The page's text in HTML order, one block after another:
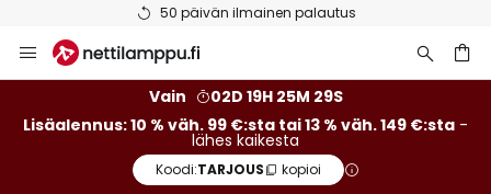
50 päivän ilmainen palautus
to
Vain
02D 19H 25M 29S
Lisäalennus: 10 % väh. 99 €:sta tai 13 % väh. 149 €:sta -
lähes kaikesta
Koodi:TARJOUS kopioi